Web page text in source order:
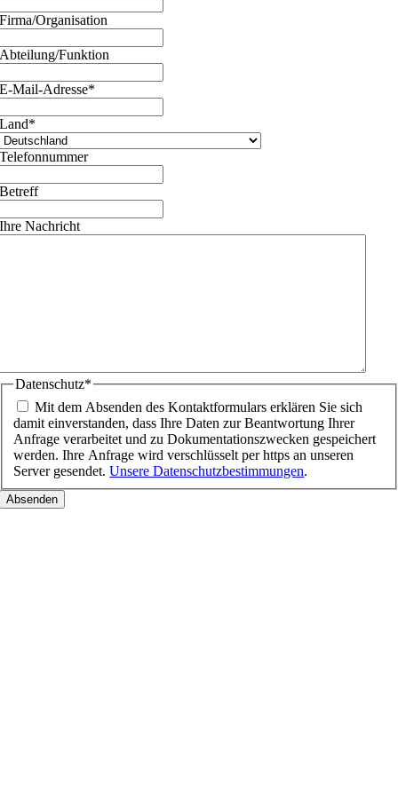
Firma/Organisation
Abteilung/Funktion
E-Mail-Adresse*
Land*
Telefonnummer
Betreff
Ihre Nachricht
Datenschutz*
Mit dem Absenden des Kontaktformulars erklären Sie sich
damit einverstanden, dass Ihre Daten zur Beantwortung Ihrer
Anfrage verarbeitet und zu Dokumentationszwecken gespeichert
werden. Ihre Anfrage wird verschlüsselt per https an unseren
Server gesendet.Unsere Datenschutzbestimmungen.